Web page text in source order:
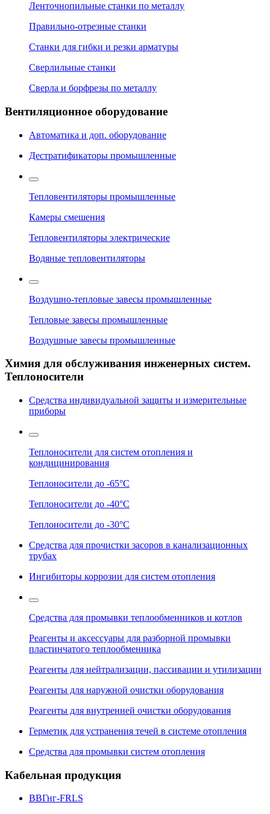
Ленточнопильные станки по металлу
Правильно-отрезные станки
Станки для гибки и резки арматуры
Сверлильные станки
Сверла и борфрезы по металлу
Вентиляционное оборудование
Автоматика и доп. оборудование
Дестратификаторы промышленные
Тепловентиляторы промышленные
Камеры смешения
Тепловентиляторы электрические
Водяные тепловентиляторы
Воздушно-тепловые завесы промышленные
Тепловые завесы промышленные
Воздушные завесы промышленные
Химия для обслуживания инженерных систем.
Теплоносители
Средства индивидуальной защиты и измерительные
приборы
Теплоносители для систем отопления и
кондицинирования
Теплоносители до -65°C
Теплоносители до -40°C
Теплоносители до -30°C
Средства для прочистки засоров в канализационных
трубах
Ингибиторы коррозии для систем отопления
Средства для промывки теплообменников и котлов
Реагенты и аксессуары для разборной промывки
пластинчатого теплообменника
Реагенты для нейтрализации, пассивации и утилизации
Реагенты для наружной очистки оборудования
Реагенты для внутренней очистки оборудования
Герметик для устранения течей в системе отопления
Средства для промывки систем отопления
Кабельная продукция
ВВГнг-FRLS